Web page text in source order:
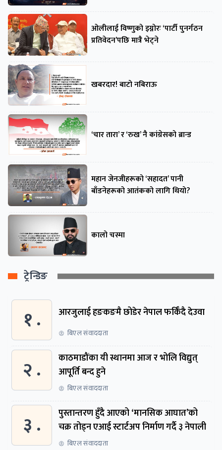
ओलीलाई विष्णुको इग्नोरः ‘पार्टी पुनर्गठन
प्रतिवेदन’पछि मात्रै भेट्ने
खबरदार! बाटो नबिराऊ
‘चार तारा’ र ‘रुख’ नै कांग्रेसको ब्रान्ड
महान जेनजीहरूको ‘सहादत’ पानी
बाँडनेहरूको आतंकको लागि थियो?
कालो चस्मा
ट्रेन्डिङ
१ . आरजुलाई हङकङमै छोडेर नेपाल फर्किँदै देउवा
बिएल संवाददाता
२ .
काठमाडौंका यी स्थानमा आज र भोलि विद्युत्
आपूर्ति बन्द हुने
बिएल संवाददाता
३ .
पुस्तान्तरण हुँदै आएको ‘मानसिक आघात’को
चक्र तोड्न एआई स्टार्टअप निर्माण गर्दै ३ नेपाली
बिएल संवाददाता